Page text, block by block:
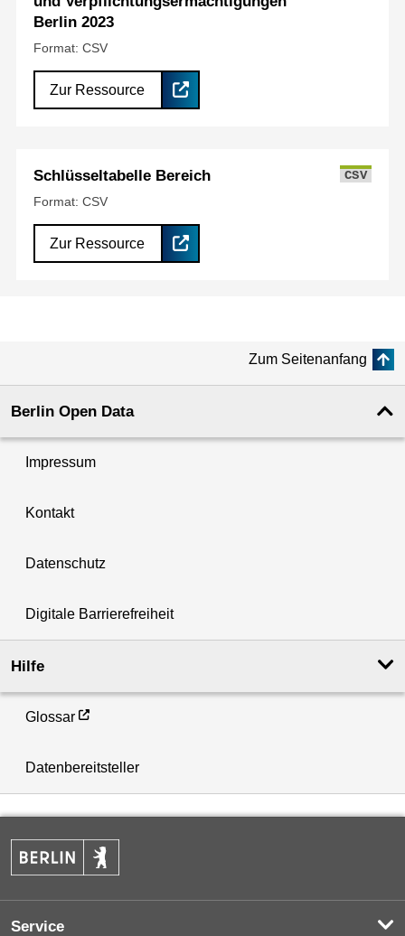
Berlin 2023
Format: CSV
Zur Ressource
Schlüsseltabelle Bereich
CSV
Format: CSV
Zur Ressource
Zum Seitenanfang
Berlin Open Data
Impressum
Kontakt
Datenschutz
Digitale Barrierefreiheit
Hilfe
Glossar
Datenbereitsteller
Service